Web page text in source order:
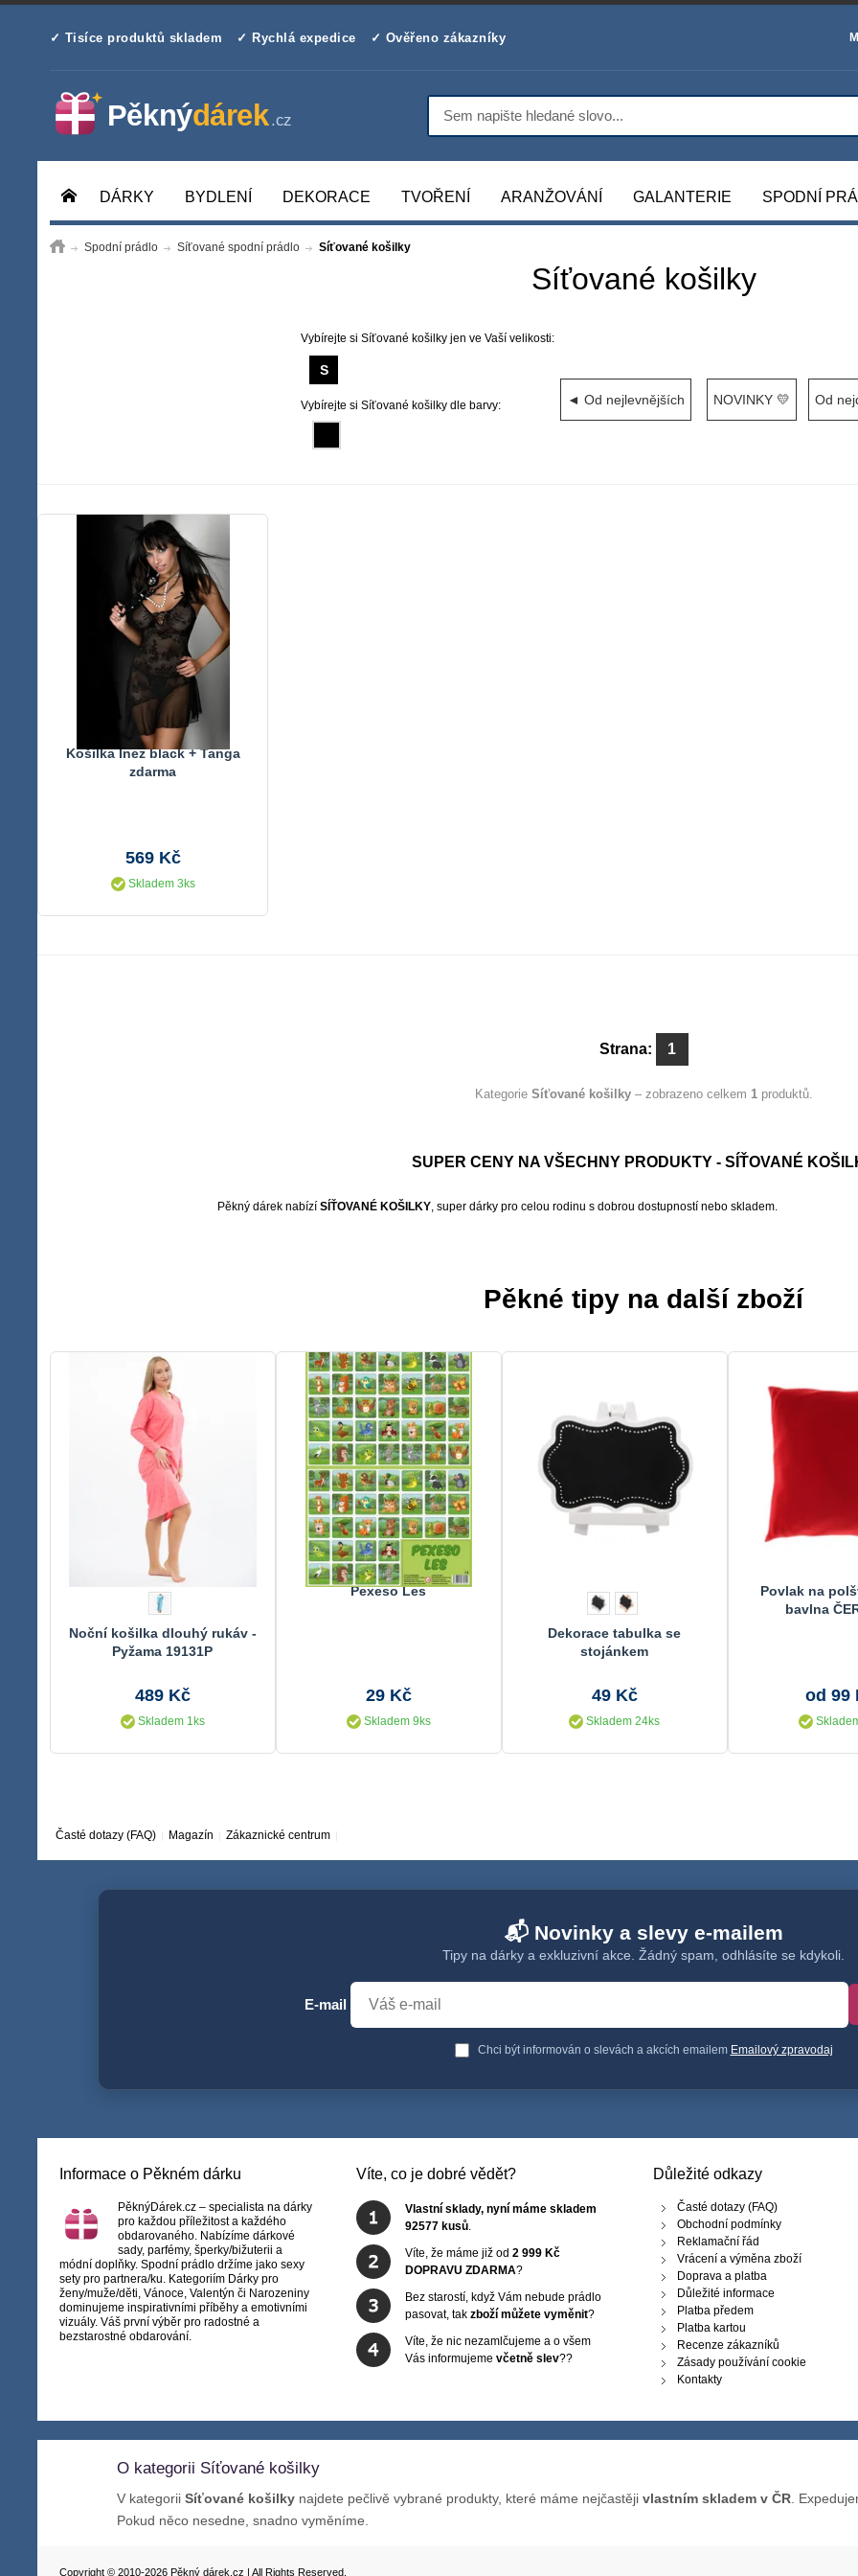
✓ Tisíce produktů skladem ✓ Rychlá expedice ✓ Ověřeno zákazníky
DÁRKY BYDLENÍ DEKORACE TVOŘENÍ ARANŽOVÁNÍ GALANTERIE SPODNÍ
Spodní prádlo Síťované spodní prádlo Síťované košilky
Síťované košilky
Vybírejte si Síťované košilky jen ve Vaší velikosti:
S
Vybírejte si Síťované košilky dle barvy: ◄ Od nejlevnějších NOVINKY 💛 Od
Košilka Inez black + Tanga
zdarma
569 Kč
Skladem 3ks
Strana: 1
Kategorie Síťované košilky– zobrazeno celkem 1produktů.
SUPER CENY NA VŠECHNY PRODUKTY - SÍŤOVANÉ
Pěkný dárek nabízí SÍŤOVANÉ KOŠILKY, super dárky pro celou rodinu s dobrou dostupností nebo skladem.
Pěkné tipy na další zboží
Noční košilka dlouhý rukáv -
Pyžama 19131P
489 Kč
Skladem 1ks
Pexeso Les
29 Kč
Skladem 9ks
Dekorace tabulka se
stojánkem
49 Kč
Skladem 24ks
Povlak na
bavlna
od 99
Časté dotazy (FAQ) Magazín Zákaznické centrum
📬 Novinky a slevy e-mailem
Tipy na dárky a exkluzivní akce. Žádný spam, odhlásíte se kdykoli.
E-mail
Chci být informován o slevách a akcích emailem Emailový zpravodaj
Informace o Pěkném dárku
PěknýDárek.cz – specialista na dárky
pro každou příležitost a každého
obdarovaného. Nabízíme dárkové
sady, parfémy, šperky/bižuterii a
módní doplňky. Spodní prádlo držíme jako sexy
sety pro partnera/ku. Kategoriím Dárky pro
ženy/muže/děti, Vánoce, Valentýn či Narozeniny
dominujeme inspirativními příběhy a emotivními
vizuály. Váš první výběr pro radostné a
bezstarostné obdarování.
Víte, co je dobré vědět?
Vlastní sklady, nyní máme skladem
92577 kusů.
Víte, že máme již od 2 999 Kč
DOPRAVU ZDARMA?
Bez starostí, když Vám nebude prádlo
pasovat, tak zboží můžete vyměnit?
Víte, že nic nezamlčujeme a o všem
Vás informujeme včetně slev??
Důležité odkazy
Časté dotazy (FAQ)
Obchodní podmínky
Reklamační řád
Vrácení a výměna zboží
Doprava a platba
Důležité informace
Platba předem
Platba kartou
Recenze zákazníků
Zásady používání cookie
Kontakty
O kategorii Síťované košilky
V kategorii Síťované košilkynajdete pečlivě vybrané produkty, které máme nejčastěji vlastním skladem v ČR.
Pokud něco nesedne, snadno vyměníme.
Copyright © 2010-2026 Pěkný dárek.cz | All Rights Reserved.